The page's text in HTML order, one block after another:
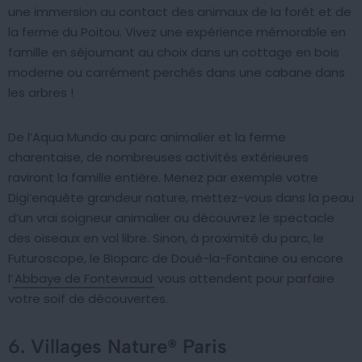
une immersion au contact des animaux de la forêt et de
la ferme du Poitou. Vivez une expérience mémorable en
famille en séjournant au choix dans un cottage en bois
moderne ou carrément perchés dans une cabane dans
les arbres !
De l’Aqua Mundo au parc animalier et la ferme
charentaise, de nombreuses activités extérieures
raviront la famille entière. Menez par exemple votre
Digi’enquête grandeur nature, mettez-vous dans la peau
d’un vrai soigneur animalier ou découvrez le spectacle
des oiseaux en vol libre. Sinon, à proximité du parc, le
Futuroscope, le Bioparc de Doué-la-Fontaine ou encore
l’Abbaye de Fontevraud vous attendent pour parfaire
votre soif de découvertes.
6. Villages Nature® Paris